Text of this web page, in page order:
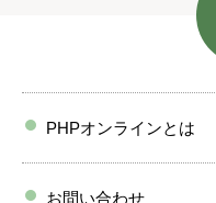
PHPオンラインとは
お問い合わせ